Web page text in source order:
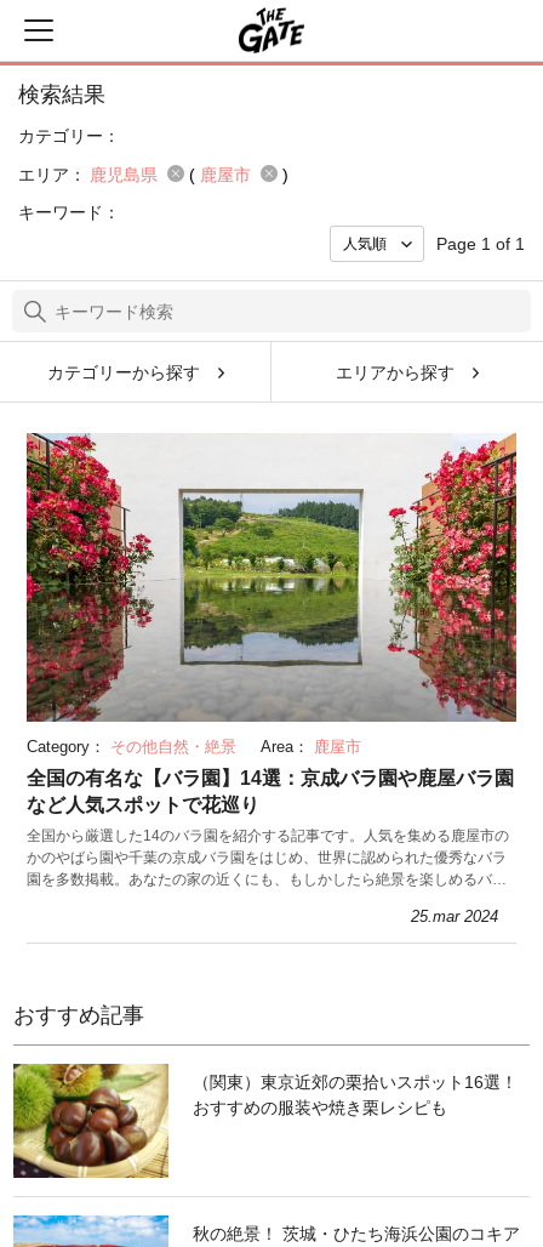
検索結果
カテゴリー：
エリア：
鹿児島県 ( 鹿屋市
)
キーワード：
Page 1 of 1
カテゴリーから探す エリアから探す
Category： その他自然・絶景 Area： 鹿屋市
全国の有名な【バラ園】14選：京成バラ園や鹿屋バラ園
など人気スポットで花巡り
全国から厳選した14のバラ園を紹介する記事です。人気を集める鹿屋市の
かのやばら園や千葉の京成バラ園をはじめ、世界に認められた優秀なバラ
園を多数掲載。あなたの家の近くにも、もしかしたら絶景を楽しめるバラ
25.mar 2024
おすすめ記事
（関東）東京近郊の栗拾いスポット16選！
おすすめの服装や焼き栗レシピも
秋の絶景！ 茨城・ひたち海浜公園のコキア